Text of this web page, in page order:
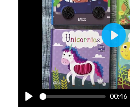
Play
00:46
Play